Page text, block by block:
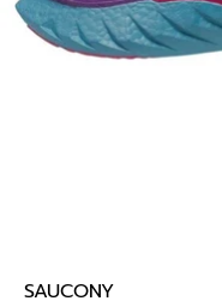
SAUCONY